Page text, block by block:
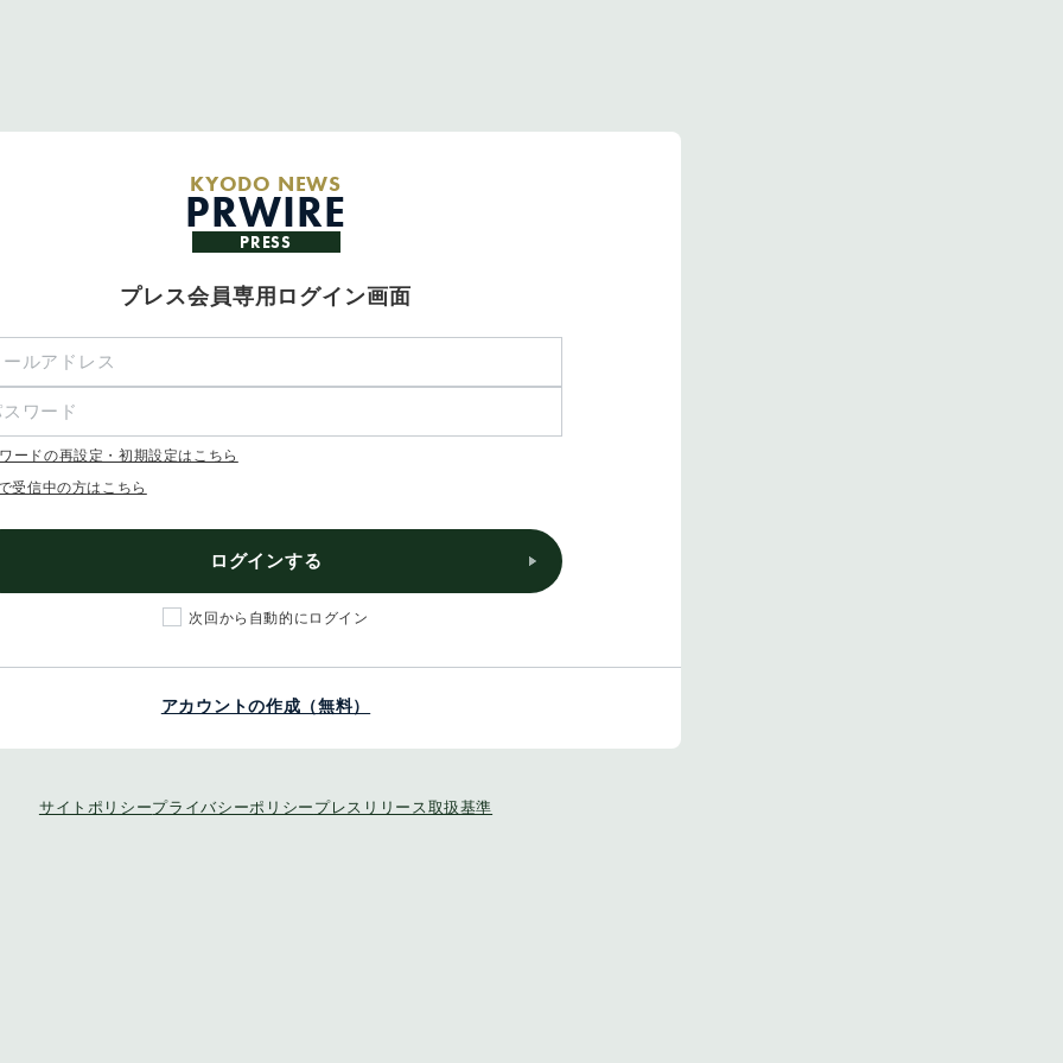
KYODO NEWS
PRWIRE
PRESS
プレス会員専用ログイン画面
ードの再設定・初期設定はこちら
受信中の方はこちら
ログインする
次回から自動的にログイン
アカウントの作成（無料）
サイトポリシープライバシーポリシー プレスリリース取扱基準